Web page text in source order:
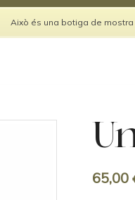
Això és una botiga de
65,00